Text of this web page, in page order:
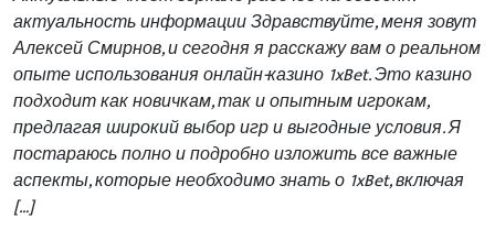
актуальность информации Здравствуйте, меня зовут
Алексей Смирнов, и сегодня я расскажу вам о реальном
опыте использования онлайн-казино 1xBet. Это казино
подходит как новичкам, так и опытным игрокам,
предлагая широкий выбор игр и выгодные условия. Я
постараюсь полно и подробно изложить все важные
аспекты, которые необходимо знать о 1xBet, включая
[…]